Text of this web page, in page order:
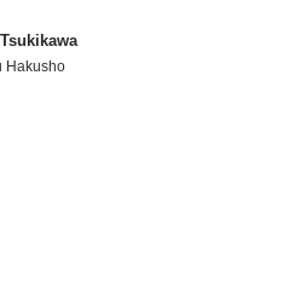
Hakusho